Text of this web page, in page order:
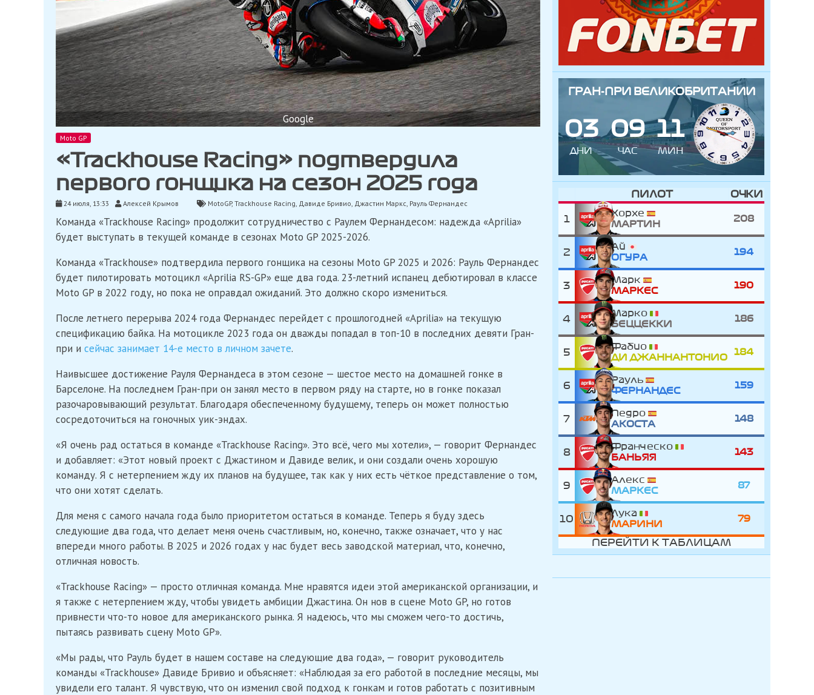
Google
Moto GP
«Trackhouse Racing» подтвердила
первого гонщика на сезон 2025 года
24 июля, 13:33 Алексей Крымов MotoGP, Trackhouse Racing, Давиде Бривио, Джастин Маркс, Рауль Фернандес
Команда «Trackhouse Racing» продолжит сотрудничество с Раулем Фернандесом: надежда «Aprilia»
будет выступать в текущей команде в сезонах Moto GP 2025-2026.
Команда «Trackhouse» подтвердила первого гонщика на сезоны Moto GP 2025 и 2026: Рауль Фернандес
будет пилотировать мотоцикл «Aprilia RS-GP» еще два года. 23-летний испанец дебютировал в классе
Moto GP в 2022 году, но пока не оправдал ожиданий. Это должно скоро измениться.
После летнего перерыва 2024 года Фернандес перейдет с прошлогодней «Aprilia» на текущую
спецификацию байка. На мотоцикле 2023 года он дважды попадал в топ-10 в последних девяти Гран-
при и сейчас занимает 14-е место в личном зачете.
Наивысшее достижение Рауля Фернандеса в этом сезоне — шестое место на домашней гонке в
Барселоне. На последнем Гран-при он занял место в первом ряду на старте, но в гонке показал
разочаровывающий результат. Благодаря обеспеченному будущему, теперь он может полностью
сосредоточиться на гоночных уик-эндах.
«Я очень рад остаться в команде «Trackhouse Racing». Это всё, чего мы хотели», — говорит Фернандес
и добавляет: «Этот новый проект с Джастином и Давиде велик, и они создали очень хорошую
команду. Я с нетерпением жду их планов на будущее, так как у них есть чёткое представление о том,
что они хотят сделать.
Для меня с самого начала года было приоритетом остаться в команде. Теперь я буду здесь
следующие два года, что делает меня очень счастливым, но, конечно, также означает, что у нас
впереди много работы. В 2025 и 2026 годах у нас будет весь заводской материал, что, конечно,
отличная новость.
«Trackhouse Racing» — просто отличная команда. Мне нравятся идеи этой американской организации, и
я также с нетерпением жду, чтобы увидеть амбиции Джастина. Он нов в сцене Moto GP, но готов
привнести что-то новое для американского рынка. Я надеюсь, что мы сможем чего-то достичь,
пытаясь развивать сцену Moto GP».
«Мы рады, что Рауль будет в нашем составе на следующие два года», — говорит руководитель
команды «Trackhouse» Давиде Бривио и объясняет: «Наблюдая за его работой в последние месяцы, мы
увидели его талант. Я чувствую, что он изменил свой подход к гонкам и готов работать с позитивным
ГРАН-ПРИ ВЕЛИКОБРИТАНИИ
03
ДНИ
09
ЧАС
11
МИН
ПИЛОТ ОЧКИ
1
Хорхе
МАРТИН
208
2
Ай
ОГУРА
194
3
Марк
МАРКЕС
190
4
Марко
БЕЦЦЕККИ
186
5
Фабио
ДИ ДЖАННАНТОНИО
184
6
Рауль
ФЕРНАНДЕС
159
7
Педро
АКОСТА
148
8
Франческо
БАНЬЯЯ
143
9
Алекс
МАРКЕС
87
10
Лука
МАРИНИ
79
ПЕРЕЙТИ К ТАБЛИЦАМ